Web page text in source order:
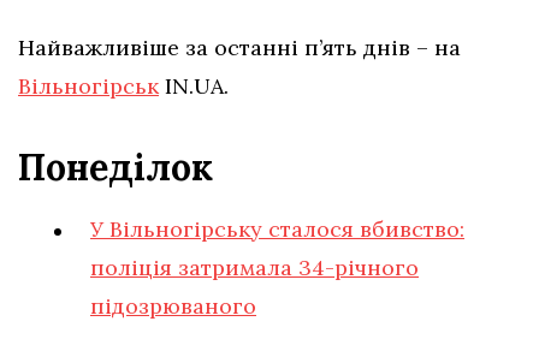
Найважливіше за останні п’ять днів – на
Вільногірськ IN.UA.
Понеділок
У Вільногірську сталося вбивство:
поліція затримала 34-річного
підозрюваного